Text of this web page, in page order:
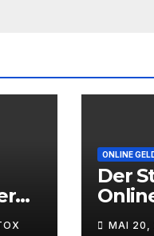
ONLINE
Der
MAI 20,